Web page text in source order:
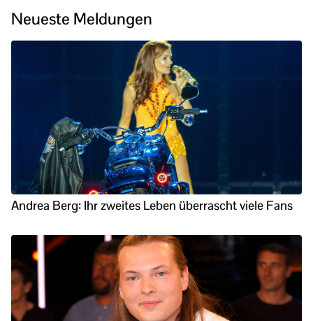
Neueste Meldungen
Andrea Berg: Ihr zweites Leben überrascht viele Fans